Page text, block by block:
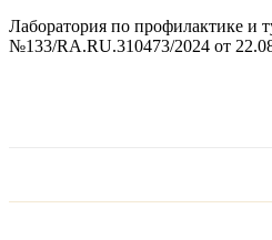
Лаборатория по профилактике
№133/RA.RU.310473/2024 от